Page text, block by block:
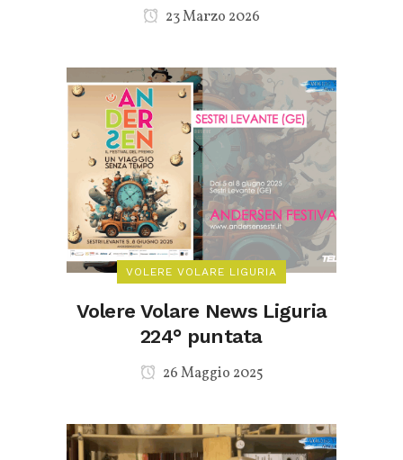
23 Marzo 2026
VOLERE VOLARE LIGURIA
Volere Volare News Liguria
224° puntata
26 Maggio 2025